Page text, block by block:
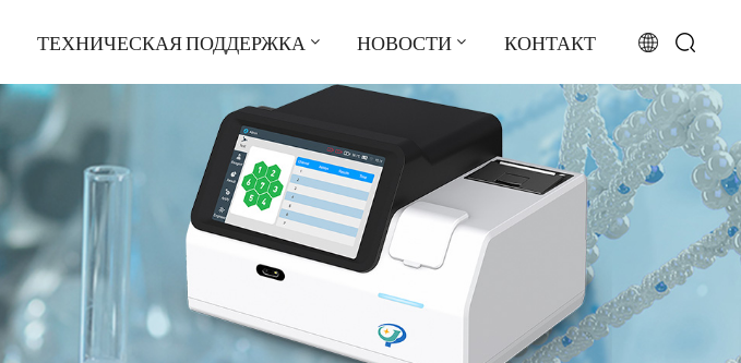
ТЕХНИЧЕСКАЯ ПОДДЕРЖКА НОВОСТИ КОНТАКТ
English
français
русский
español
português